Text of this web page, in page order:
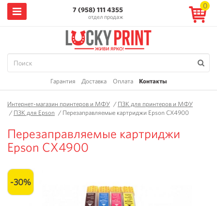
7 (958) 111 4355
отдел продаж
0
Гарантия Доставка Оплата Контакты
Интернет-магазин принтеров и МФУ /ПЗК для принтеров и МФУ
/ПЗК для Epson /Перезаправляемые картриджи Epson CX4900
Перезаправляемые картриджи
Epson CX4900
-30%